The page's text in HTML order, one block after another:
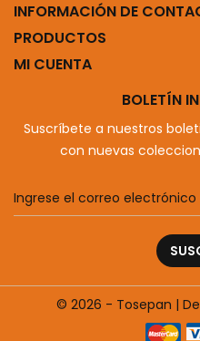
INFORMACIÓN DE
PRODUCTOS
MI CUENTA
BOLETÍN
Suscríbete a nuestros
con nuevas
© 2026 - Tosepan |